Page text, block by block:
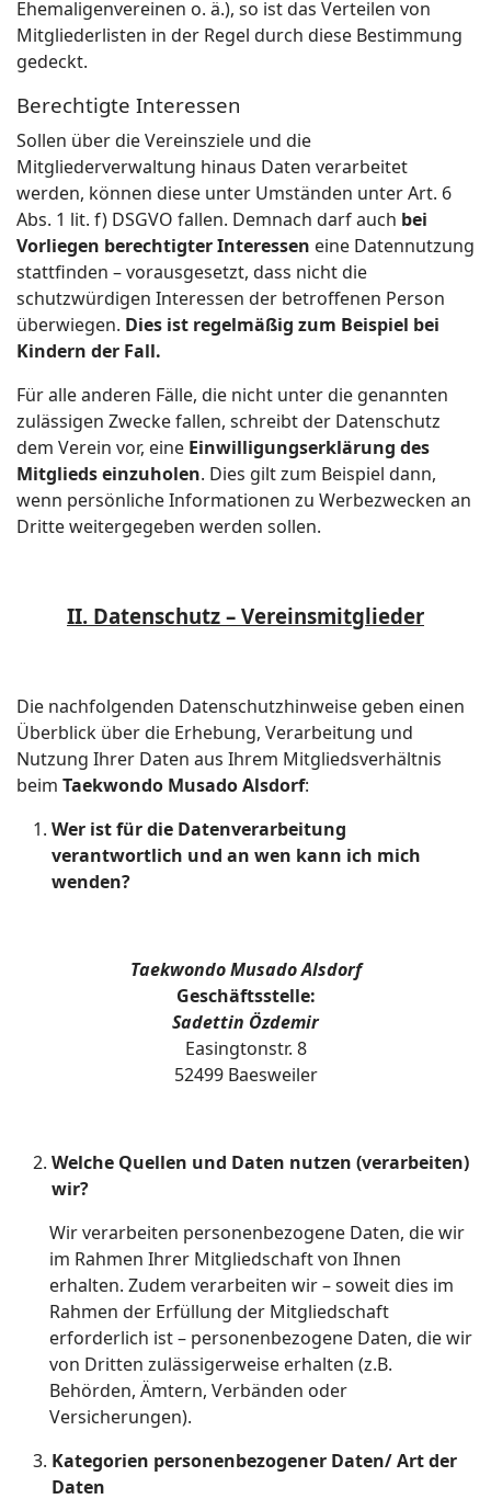
Ehemaligenvereinen o. ä.), so ist das Verteilen von
Mitgliederlisten in der Regel durch diese Bestimmung
gedeckt.
Berechtigte Interessen
Sollen über die Vereinsziele und die
Mitgliederverwaltung hinaus Daten verarbeitet
werden, können diese unter Umständen unter Art. 6
Abs. 1 lit. f) DSGVO fallen. Demnach darf auch bei
Vorliegen berechtigter Interessen eine Datennutzung
stattfinden – vorausgesetzt, dass nicht die
schutzwürdigen Interessen der betroffenen Person
überwiegen. Dies ist regelmäßig zum Beispiel bei
Kindern der Fall.
Für alle anderen Fälle, die nicht unter die genannten
zulässigen Zwecke fallen, schreibt der Datenschutz
dem Verein vor, eine Einwilligungserklärung des
Mitglieds einzuholen. Dies gilt zum Beispiel dann,
wenn persönliche Informationen zu Werbezwecken an
Dritte weitergegeben werden sollen.
II. Datenschutz – Vereinsmitglieder
Die nachfolgenden Datenschutzhinweise geben einen
Überblick über die Erhebung, Verarbeitung und
Nutzung Ihrer Daten aus Ihrem Mitgliedsverhältnis
beim Taekwondo Musado Alsdorf:
Wer ist für die Datenverarbeitung
verantwortlich und an wen kann ich mich
wenden?
Taekwondo Musado Alsdorf
Geschäftsstelle:
Sadettin Özdemir
Easingtonstr. 8
52499 Baesweiler
Welche Quellen und Daten nutzen (verarbeiten)
wir?
Wir verarbeiten personenbezogene Daten, die wir
im Rahmen Ihrer Mitgliedschaft von Ihnen
erhalten. Zudem verarbeiten wir – soweit dies im
Rahmen der Erfüllung der Mitgliedschaft
erforderlich ist – personenbezogene Daten, die wir
von Dritten zulässigerweise erhalten (z.B.
Behörden, Ämtern, Verbänden oder
Versicherungen).
Kategorien personenbezogener Daten/ Art der
Daten